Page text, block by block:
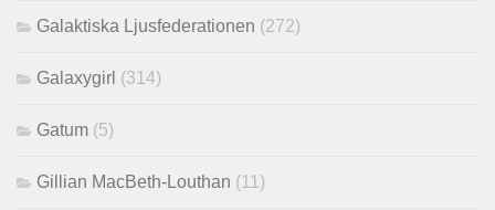
Galaktiska Ljusfederationen (272)
Galaxygirl (314)
Gatum (5)
Gillian MacBeth-Louthan (11)